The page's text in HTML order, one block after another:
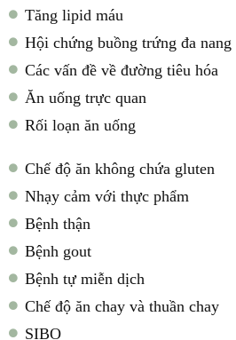
Tăng lipid máu
Hội chứng buồng trứng đa nang
Các vấn đề về đường tiêu hóa
Ăn uống trực quan
Rối loạn ăn uống
Chế độ ăn không chứa gluten
Nhạy cảm với thực phẩm
Bệnh thận
Bệnh gout
Bệnh tự miễn dịch
Chế độ ăn chay và thuần chay
SIBO